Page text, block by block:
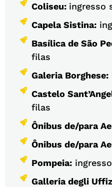
Coliseu: ingresso
Capela Sistina:
Basílica de São
filas
Galeria Borghese:
Castelo
filas
Ônibus de/para
Ônibus de/para
Pompeia:
Galleria degli